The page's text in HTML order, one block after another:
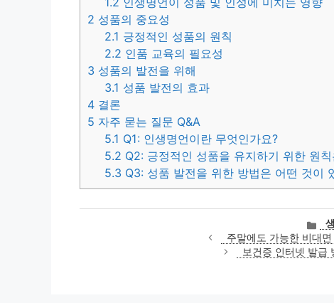
2 성품의 중요성
2.1 긍정적인 성품의 원칙
2.2 인품 교육의 필요성
3 성품의 발전을 위해
3.1 성품 발전의 효과
4 결론
5 자주 묻는 질문 Q&A
5.1 Q1: 인생명언이란 무엇인가요?
5.2 Q2: 긍정적인 성품을 유지하기 위한 원
5.3 Q3: 성품 발전을 위한 방법은 어떤 것이
카
테
고
주말에도 가능한 비대
보건증 인터넷 발급